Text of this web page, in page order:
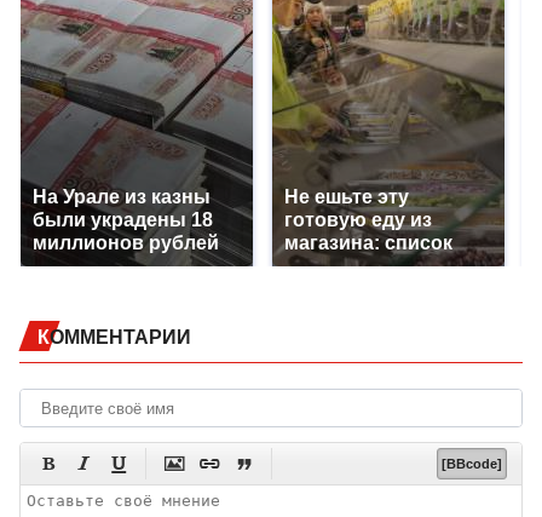
На Урале из казны
были украдены 18
миллионов рублей
Не ешьте эту
готовую еду из
магазина: список
КОММЕНТАРИИ
      [BBcode]